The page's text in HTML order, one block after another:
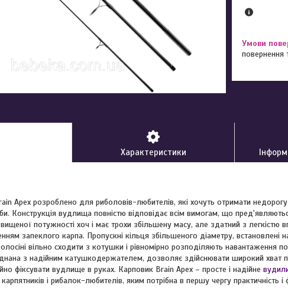
повернення
Характеристики
Apex розроблено для риболовів-любителів, які хочуть отримати
Конструкція вудлища повністю відповідає всім вимогам, що
потужності хоч і має трохи збільшену масу, але здатний з легкістю
запеклого карпа. Пропускні кільця збільшеного діаметру, встановлені
вільно сходити з котушки і рівномірно розподіляють навантаження по
з надійним катушкодержателем, дозволяє здійснювати широкий хват
фіксувати вудлище в руках. Карповик Brain Apex – просте і надійне
карпятників і рибалок-любителів, яким потрібна в першу чергу практичність і